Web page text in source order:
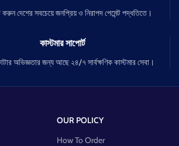
দেশের সবচেয়ে জনপ্রিয় ও নিরাপদ পেমেন্ট পদ্ধতিতে।
কাস্টমার সাপোর্ট
অভিজ্ঞতার জন্য আছে ২৪/৭ সার্বক্ষণিক কাস্টমার সেবা।
OUR POLICY
How To Order